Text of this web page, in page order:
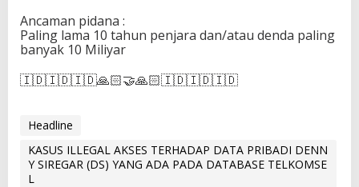
Ancaman pidana :
Paling lama 10 tahun penjara dan/atau denda paling
banyak 10 Miliyar
🇮🇩🇮🇩🇮🇩🙏🏻🤝🙏🏻🇮🇩🇮🇩🇮🇩
Headline
KASUS ILLEGAL AKSES TERHADAP DATA PRIBADI DENN
Y SIREGAR (DS) YANG ADA PADA DATABASE TELKOMSE
L